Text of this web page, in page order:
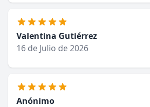
Valentina Gutiérrez
16 de Julio de 2026
Anónimo